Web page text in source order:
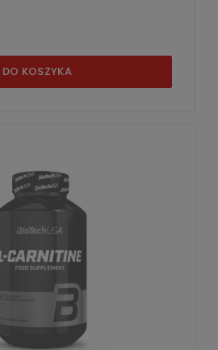
DO KOSZYKA